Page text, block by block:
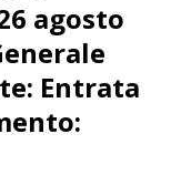
agosto
Entrata